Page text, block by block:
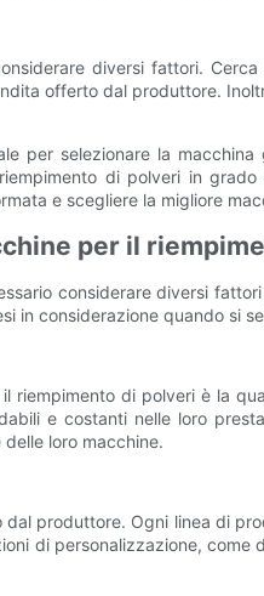
diversi fattori.
offerto dal produttore.
per selezionare la
di polveri in
e scegliere la migliore
per il
considerare diversi
considerazione quando si
di polveri è la
e costanti nelle loro
loro macchine.
produttore. Ogni linea di
di personalizzazione,